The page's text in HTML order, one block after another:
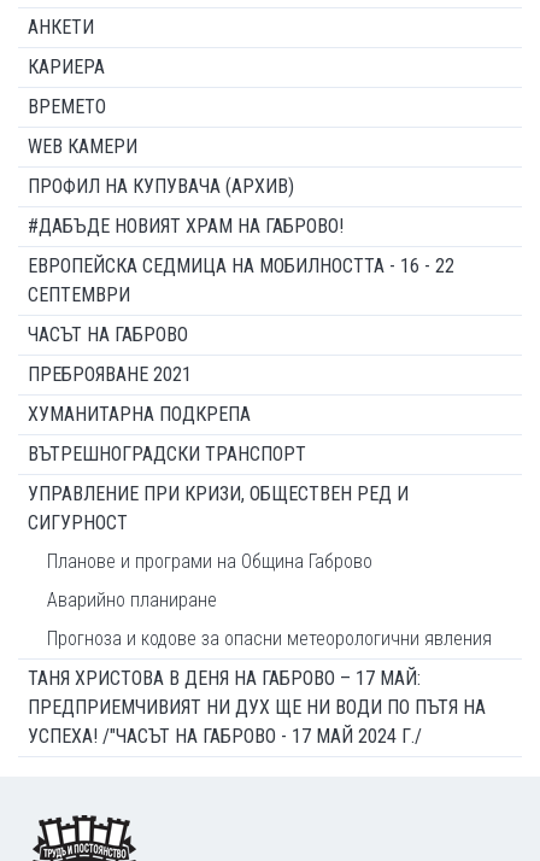
АНКЕТИ
КАРИЕРА
ВРЕМЕТО
WEB КАМЕРИ
ПРОФИЛ НА КУПУВАЧА (АРХИВ)
#ДАБЪДЕ НОВИЯТ ХРАМ НА ГАБРОВО!
ЕВРОПЕЙСКА СЕДМИЦА НА МОБИЛНОСТТА - 16 - 22
СЕПТЕМВРИ
ЧАСЪТ НА ГАБРОВО
ПРЕБРОЯВАНЕ 2021
ХУМАНИТАРНА ПОДКРЕПА
ВЪТРЕШНОГРАДСКИ ТРАНСПОРТ
УПРАВЛЕНИЕ ПРИ КРИЗИ, ОБЩЕСТВЕН РЕД И
СИГУРНОСТ
Планове и програми на Община Габрово
Аварийно планиране
Прогноза и кодове за опасни метеорологични явления
ТАНЯ ХРИСТОВА В ДЕНЯ НА ГАБРОВО – 17 МАЙ:
ПРЕДПРИЕМЧИВИЯТ НИ ДУХ ЩЕ НИ ВОДИ ПО ПЪТЯ НА
УСПЕХА! /"ЧАСЪТ НА ГАБРОВО - 17 МАЙ 2024 Г./
Footer